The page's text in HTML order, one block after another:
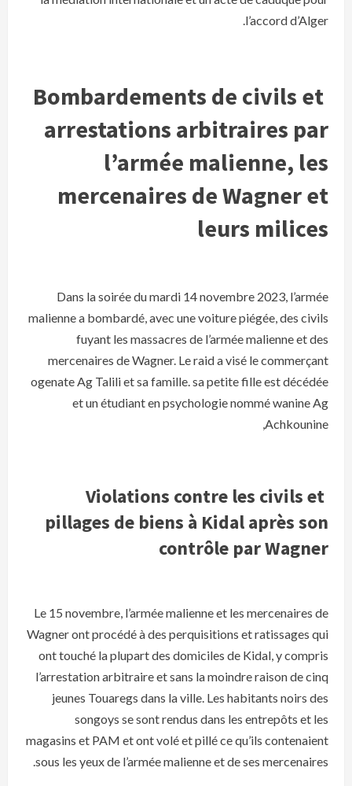
l’accord d’Alger.
Bombardements de civils et
arrestations arbitraires par
l’armée malienne, les
mercenaires de Wagner et
leurs milices
Dans la soirée du mardi 14 novembre 2023, l’armée
malienne a bombardé, avec une voiture piégée, des civils
fuyant les massacres de l’armée malienne et des
mercenaires de Wagner. Le raid a visé le commerçant
ogenate Ag Talili et sa famille. sa petite fille est décédée
et un étudiant en psychologie nommé wanine Ag
Achkounine,
Violations contre les civils et
pillages de biens à Kidal après son
contrôle par Wagner
Le 15 novembre, l’armée malienne et les mercenaires de
Wagner ont procédé à des perquisitions et ratissages qui
ont touché la plupart des domiciles de Kidal, y compris
l’arrestation arbitraire et sans la moindre raison de cinq
jeunes Touaregs dans la ville. Les habitants noirs des
songoys se sont rendus dans les entrepôts et les
magasins et PAM et ont volé et pillé ce qu’ils contenaient
sous les yeux de l’armée malienne et de ses mercenaires.